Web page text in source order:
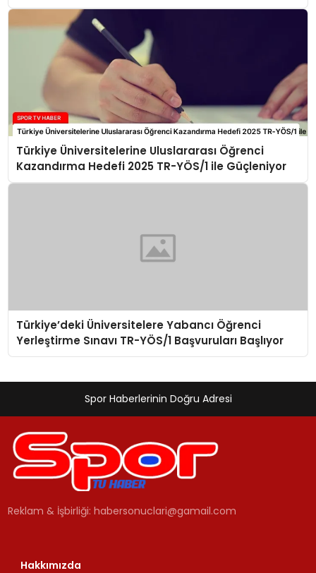
Türkiye Üniversitelerine Uluslararası Öğrenci
Kazandırma Hedefi 2025 TR-YÖS/1 ile Güçleniyor
Türkiye’deki Üniversitelere Yabancı Öğrenci
Yerleştirme Sınavı TR-YÖS/1 Başvuruları Başlıyor
Spor Haberlerinin Doğru Adresi
Reklam & İşbirliği:habersonuclari@gamail.com
Hakkımızda